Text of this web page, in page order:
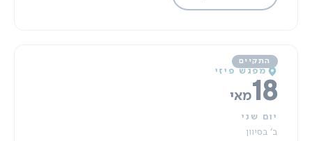
מפגש פיזי
18מאי
יום שני
ב' בסיוון